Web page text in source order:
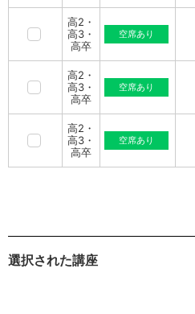
高2・
高3・
高卒
空席あり
高2・
高3・
高卒
空席あり
高2・
高3・
高卒
空席あり
選択された講座